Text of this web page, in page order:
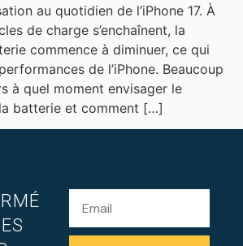
au quotidien de l’iPhone 17. À
de charge s’enchaînent, la
commence à diminuer, ce qui
de l’iPhone. Beaucoup
à quel moment envisager le
batterie et comment […]